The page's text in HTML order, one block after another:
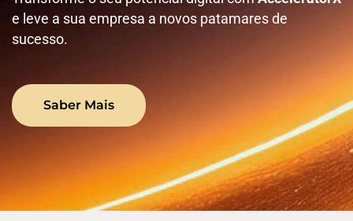
e leve a sua empresa a novos patamares de
sucesso.
Saber Mais